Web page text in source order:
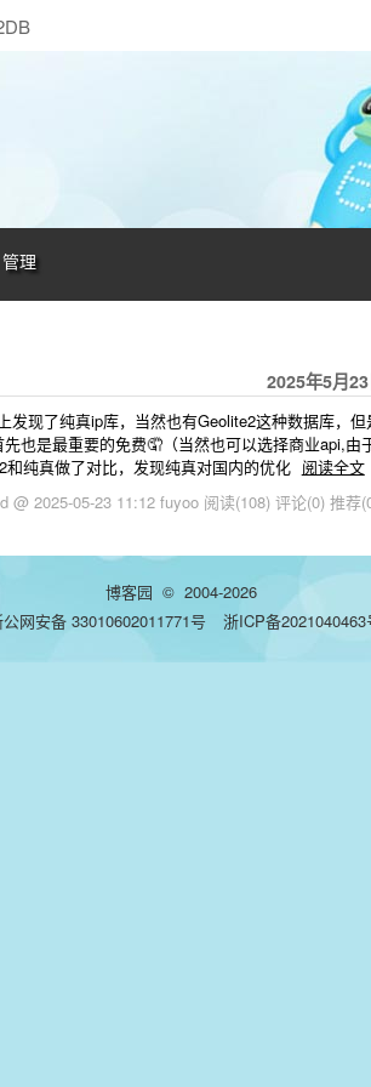
管理
2025年5月
现了纯真ip库，当然也有Geolite2这种数据库，但
也是最重要的免费🤦（当然也可以选择商业api,由
纯真做了对比，发现纯真对国内的优化 阅读全文
@ 2025-05-23 11:12 fuyoo 阅读(108) 评论(0) 推荐
博客园 © 2004-2026
网安备 33010602011771号
浙ICP备2021040463